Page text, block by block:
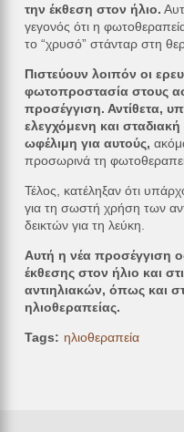
την έκθεση στον ήλιο.
γεγονός ότι η
το “χρυσό” στάνταρ στη
Πιστεύουν λοιπόν οι
φωτοπροστασία στους
προσέγγιση. Αντίθετα,
ελεγχόμενη και
ωφέλιμη για αυτούς,
προσωρινά τη
Τέλος, κατέληξαν ότι
για τη σωστή χρήση των
δεικτών για τη λεύκη.
Αυτή η νέα προσέγγιση
έκθεσης στον ήλιο και
αντιηλιακών, όπως και
ηλιοθεραπείας.
Tags ηλιοθεραπεία